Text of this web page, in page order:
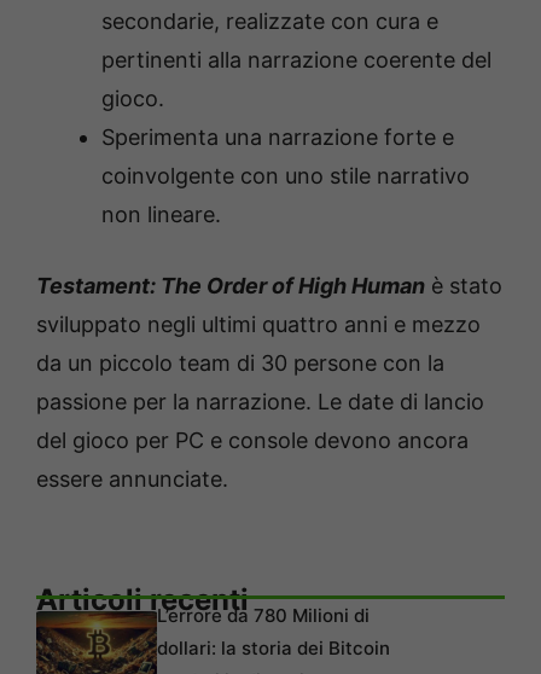
secondarie, realizzate con cura e
pertinenti alla narrazione coerente del
gioco.
Sperimenta una narrazione forte e
coinvolgente con uno stile narrativo
non lineare.
Testament: The Order of High Human è stato
sviluppato negli ultimi quattro anni e mezzo
da un piccolo team di 30 persone con la
passione per la narrazione. Le date di lancio
del gioco per PC e console devono ancora
essere annunciate.
Articoli recentiL’errore da 780 Milioni di
dollari: la storia dei Bitcoin